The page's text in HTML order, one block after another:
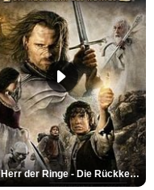
Der Herr der Ringe - Die Rückkehr des Königs Trailer OV